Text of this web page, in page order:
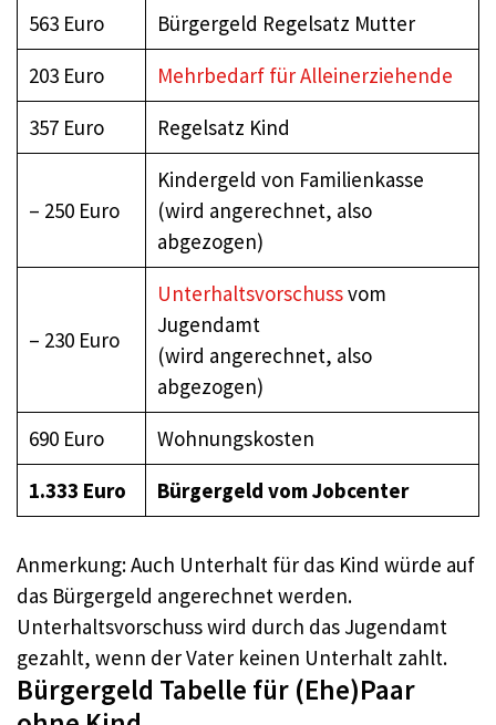
563 Euro
Bürgergeld Regelsatz Mutter
203 Euro
Mehrbedarf für Alleinerziehende
357 Euro
Regelsatz Kind
– 250 Euro
Kindergeld von Familienkasse
(wird angerechnet, also
abgezogen)
– 230 Euro
Unterhaltsvorschussvom
Jugendamt
(wird angerechnet, also
abgezogen)
690 Euro
Wohnungskosten
1.333 Euro
Bürgergeld vom Jobcenter
Anmerkung: Auch Unterhalt für das Kind würde auf
das Bürgergeld angerechnet werden.
Unterhaltsvorschuss wird durch das Jugendamt
gezahlt, wenn der Vater keinen Unterhalt zahlt.
Bürgergeld Tabelle für (Ehe)Paar